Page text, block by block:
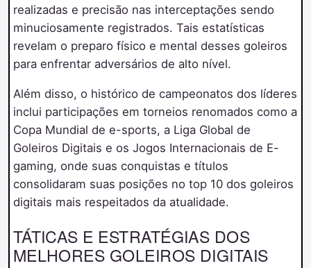
realizadas e precisão nas interceptações sendo
minuciosamente registrados. Tais estatísticas
revelam o preparo físico e mental desses goleiros
para enfrentar adversários de alto nível.
Além disso, o histórico de campeonatos dos líderes
inclui participações em torneios renomados como a
Copa Mundial de e-sports, a Liga Global de
Goleiros Digitais e os Jogos Internacionais de E-
gaming, onde suas conquistas e títulos
consolidaram suas posições no top 10 dos goleiros
digitais mais respeitados da atualidade.
TÁTICAS E ESTRATÉGIAS DOS
MELHORES GOLEIROS DIGITAIS